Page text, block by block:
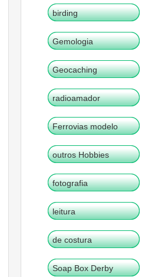
birding
Gemologia
Geocaching
radioamador
Ferrovias modelo
outros Hobbies
fotografia
leitura
de costura
Soap Box Derby